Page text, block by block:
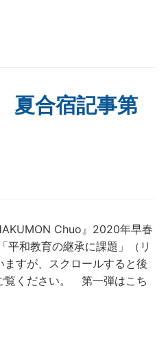
合宿記事第
Chuo』2020年早春
和教育の継承に課題」（リ
すが、スクロールすると後
覧ください。 第一弾はこち